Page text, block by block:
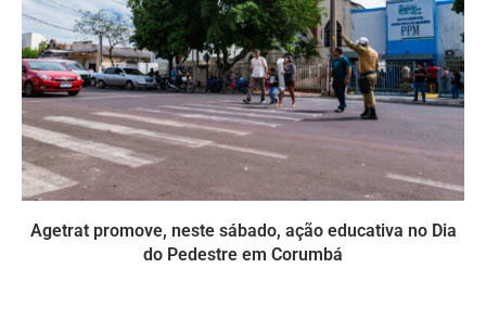
Agetrat promove, neste sábado, ação educativa no Dia
do Pedestre em Corumbá